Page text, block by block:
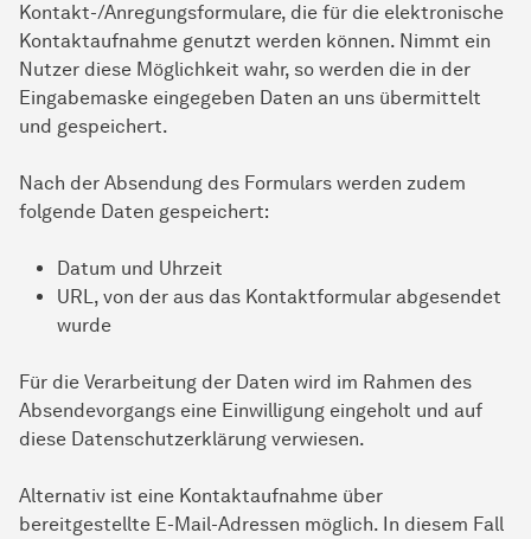
Kontakt-/Anregungsformulare, die für die elektronische
Kontaktaufnahme genutzt werden können. Nimmt ein
Nutzer diese Möglichkeit wahr, so werden die in der
Eingabemaske eingegeben Daten an uns übermittelt
und gespeichert.
Nach der Absendung des Formulars werden zudem
folgende Daten gespeichert:
Datum und Uhrzeit
URL, von der aus das Kontaktformular abgesendet
wurde
Für die Verarbeitung der Daten wird im Rahmen des
Absendevorgangs eine Einwilligung eingeholt und auf
diese Datenschutzerklärung verwiesen.
Alternativ ist eine Kontaktaufnahme über
bereitgestellte E-Mail-Adressen möglich. In diesem Fall